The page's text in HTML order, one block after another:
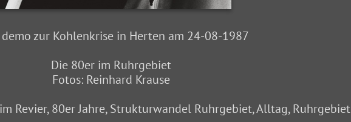
demo zur Kohlenkrise in Herten am 24-08-1987
Die 80er im Ruhrgebiet
Fotos: Reinhard Krause
Revier, 80er Jahre, Strukturwandel Ruhrgebiet, Alltag, Ruhrgebiet